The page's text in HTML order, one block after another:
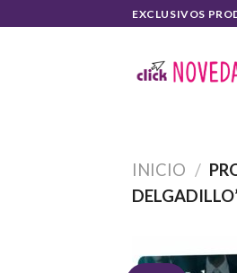
to
EXCLUSIVOS
INICIO /